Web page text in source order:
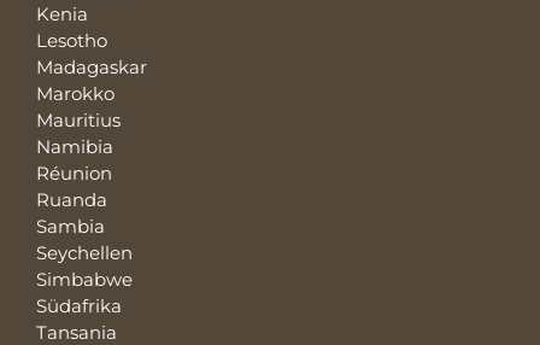
Kenia
Lesotho
Madagaskar
Marokko
Mauritius
Namibia
Réunion
Ruanda
Sambia
Seychellen
Simbabwe
Südafrika
Tansania